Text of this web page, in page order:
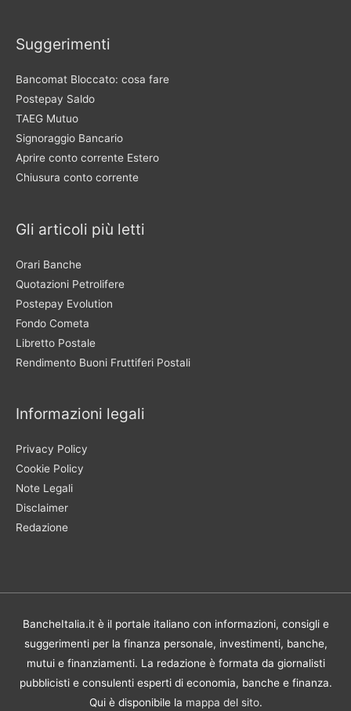
Suggerimenti
Bancomat Bloccato: cosa fare
Postepay Saldo
TAEG Mutuo
Signoraggio Bancario
Aprire conto corrente Estero
Chiusura conto corrente
Gli articoli più letti
Orari Banche
Quotazioni Petrolifere
Postepay Evolution
Fondo Cometa
Libretto Postale
Rendimento Buoni Fruttiferi Postali
Informazioni legali
Privacy Policy
Cookie Policy
Note Legali
Disclaimer
Redazione
BancheItalia.it è il portale italiano con informazioni, consigli e
suggerimenti per la finanza personale, investimenti, banche,
mutui e finanziamenti. La redazione è formata da giornalisti
pubblicisti e consulenti esperti di economia, banche e finanza.
Qui è disponibile la mappa del sito.